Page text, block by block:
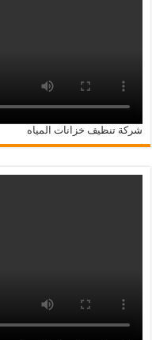
شركة تنظيف خزانات المياه